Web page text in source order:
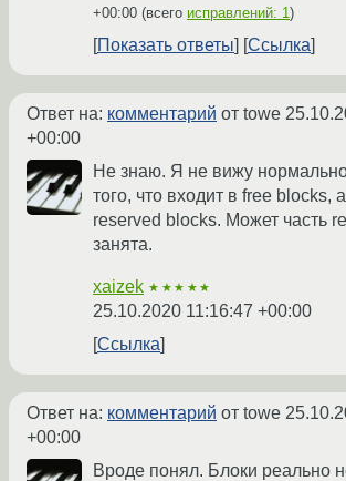
+00:00 (всего исправлений: 1)
Показать ответы Ссылка
Ответ на: комментарий от towe
+00:00
Не знаю. Я не вижу
того, что входит в free blocks,
reserved blocks. Может часть
занята.
xaizek ★★★★★
25.10.2020 11:16:47 +00:00
Ссылка
Ответ на: комментарий от towe
+00:00
Вроде понял. Блоки реально